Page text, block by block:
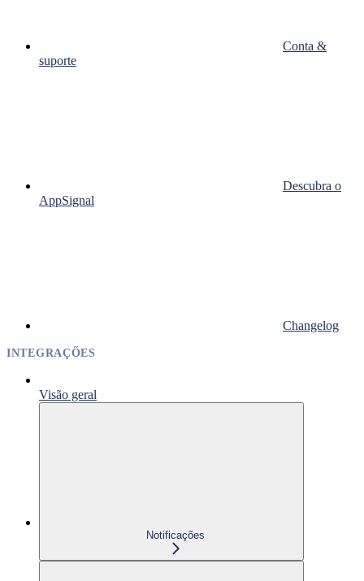
Conta &
suporte
Descubra o
AppSignal
Changelog
INTEGRAÇÕES
Visão geral
Notificações